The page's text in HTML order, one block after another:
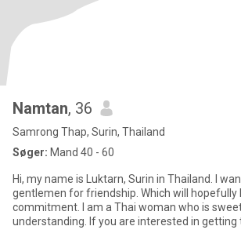
Namtan, 36
Samrong Thap, Surin, Thailand
Søger: Mand 40 - 60
Hi, my name is Luktarn, Surin in Thailand. I
gentlemen for friendship. Which will hopefully lead to a long-term
commitment. I am a Thai woman who is sweet, gentle and
understanding. If you are interested in